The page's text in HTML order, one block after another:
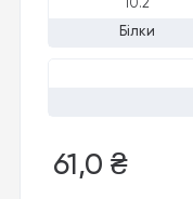
10.2
Білки
61,0 ₴